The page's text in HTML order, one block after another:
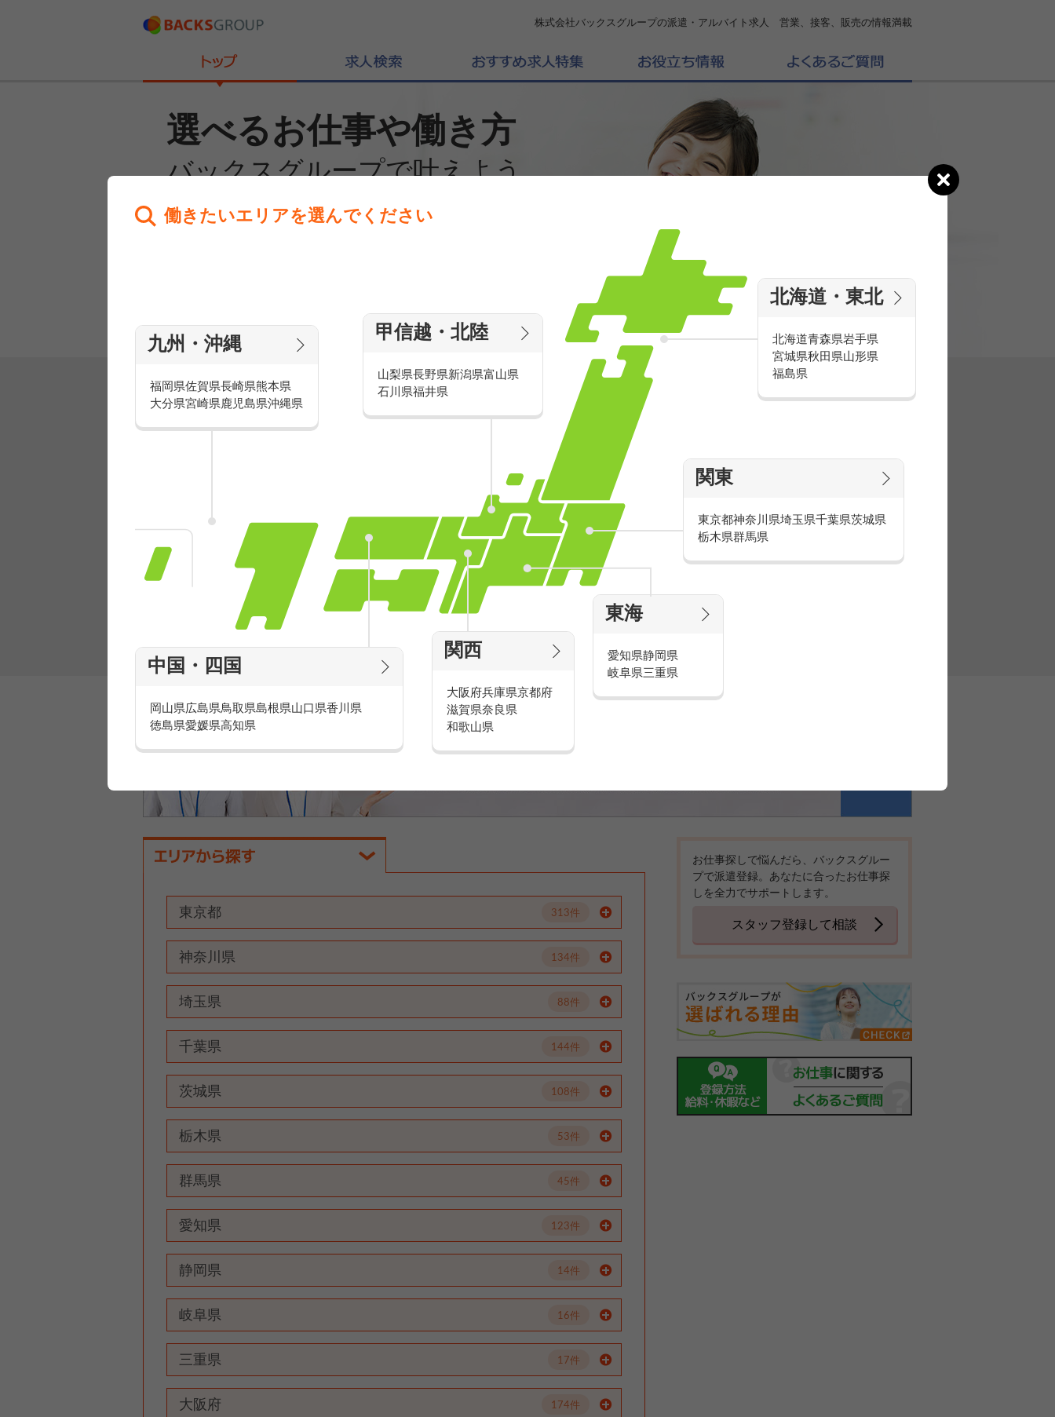
株式会社バックスグループの派遣・アルバイト求人 営業、接客、販売の情報満載
選べるお仕事や働き方
バックスグループで叶えよう
働きたいエリアを選んでください
エリアの
働きたいエリアを選んでください
北海道・東北
北海道青森県岩手県
宮城県秋田県山形県
福島県
関東
東京都神奈川県埼玉県千葉県茨城県
栃木県群馬県
東海
愛知県静岡県
岐阜県三重県
関西
大阪府兵庫県京都府
滋賀県奈良県
和歌山県
中国・四国
岡山県広島県鳥取県島根県山口県香川県
徳島県愛媛県高知県
九州・沖縄
福岡県佐賀県長崎県熊本県
大分県宮崎県鹿児島県沖縄県
甲信越・北陸
山梨県長野県新潟県富山県
石川県福井県
派遣・アルバイトのおすすめ求人特集
有名ブランドで楽しく働こう
人気を誇るブランドで 販売&店舗運営スタッ
フ積極採用中！
家電量販店の派遣・バイト求人
家電量販店で働くメリットをご紹介！
官庁・官公庁のお仕事とは
東京都 313件
神奈川県 134件
埼玉県 88件
千葉県 144件
茨城県 108件
栃木県 53件
群馬県 45件
愛知県 123件
静岡県 14件
岐阜県 16件
三重県 17件
大阪府 174件
お仕事探しで悩んだら、バックスグルー
プで派遣登録。あなたに合ったお仕事探
しを全力でサポートします。
スタッフ登録して相談